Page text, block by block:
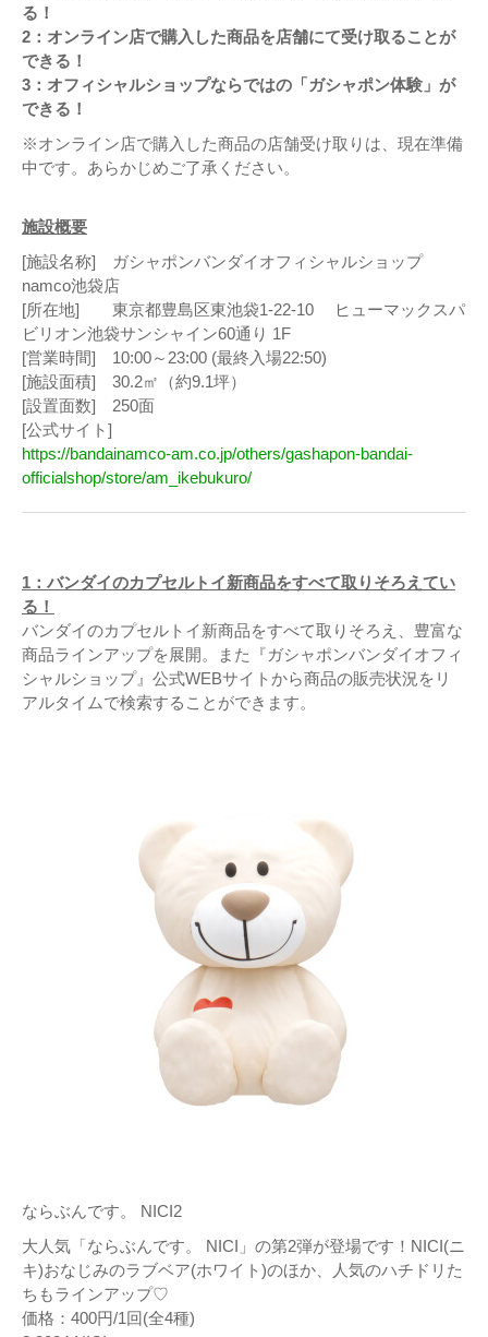
る！
2：オンライン店で購入した商品を店舗にて受け取ることが
できる！
3：オフィシャルショップならではの「ガシャポン体験」が
できる！
※オンライン店で購入した商品の店舗受け取りは、現在準備
中です。あらかじめご了承ください。
施設概要
[施設名称] ガシャポンバンダイオフィシャルショップ
namco池袋店
[所在地] 東京都豊島区東池袋1-22-10 ヒューマックスパ
ビリオン池袋サンシャイン60通り 1F
[営業時間] 10:00～23:00 (最終入場22:50)
[施設面積] 30.2㎡（約9.1坪）
[設置面数] 250面
[公式サイト]
https://bandainamco-am.co.jp/others/gashapon-bandai-
officialshop/store/am_ikebukuro/
1：バンダイのカプセルトイ新商品をすべて取りそろえてい
る！
バンダイのカプセルトイ新商品をすべて取りそろえ、豊富な
商品ラインアップを展開。また『ガシャポンバンダイオフィ
シャルショップ』公式WEBサイトから商品の販売状況をリ
アルタイムで検索することができます。
ならぶんです。 NICI2
大人気「ならぶんです。 NICI」の第2弾が登場です！NICI(ニ
キ)おなじみのラブベア(ホワイト)のほか、人気のハチドリた
ちもラインアップ♡
価格：400円/1回(全4種)